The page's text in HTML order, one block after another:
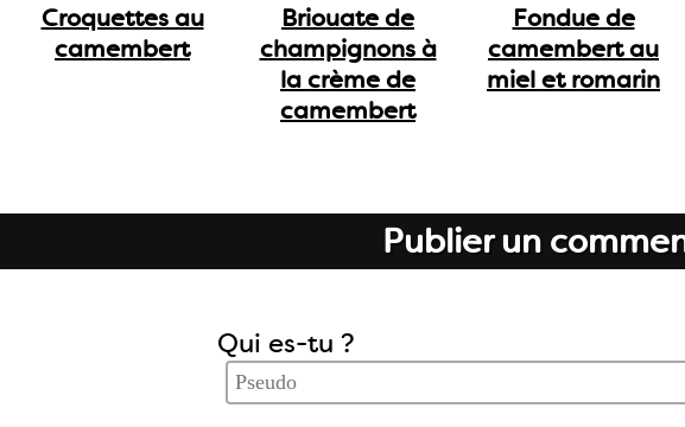
Croquettes au
camembert
Briouate de
champignons à
la crème de
camembert
Fondue de
camembert au
miel et romarin
Publier un
Qui es-tu ?